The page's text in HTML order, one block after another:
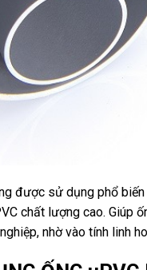
được sử dụng phổ
chất lượng cao. Giúp
nhờ vào tính linh